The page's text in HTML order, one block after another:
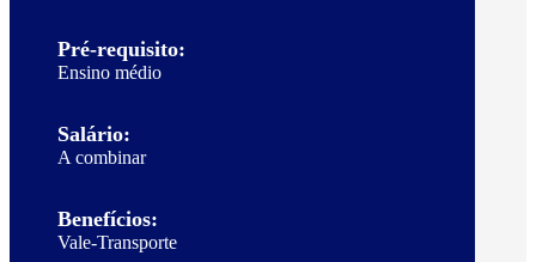
Pré-requisito:
Ensino médio
Salário:
A combinar
Benefícios:
Vale-Transporte